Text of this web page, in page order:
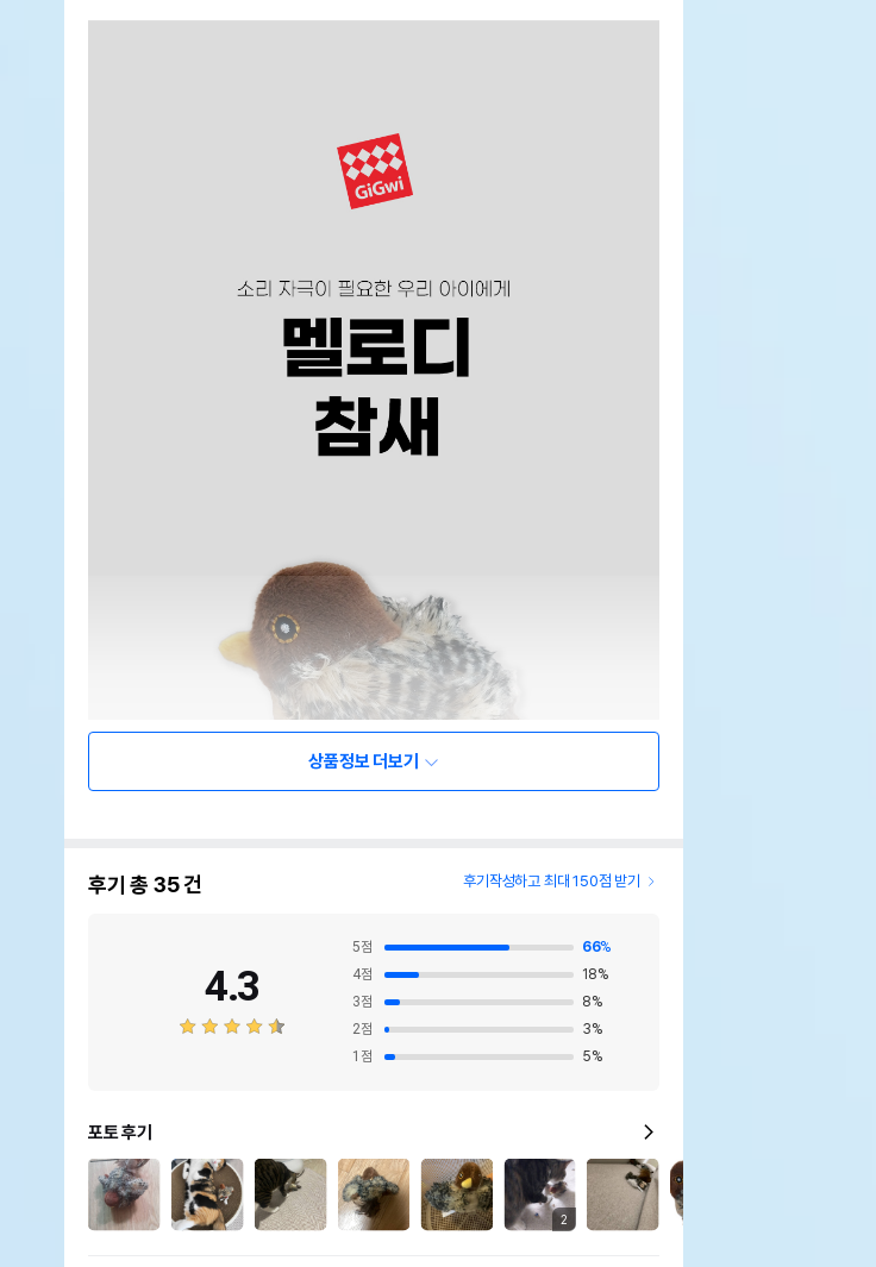
상품정보 더보기
후기 총 35건 후기작성하고 최대 150점 받기
4.3
5점 66%
4점 18%
3점 8%
2점 3%
1 점 5%
포토 후기
2